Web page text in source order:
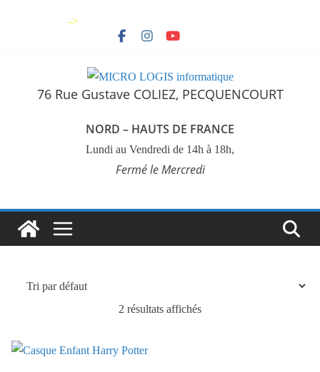
->
76 Rue Gustave COLIEZ, PECQUENCOURT
NORD – HAUTS DE FRANCE
Lundi au Vendredi de 14h à 18h,
Fermé le Mercredi
2 résultats affichés